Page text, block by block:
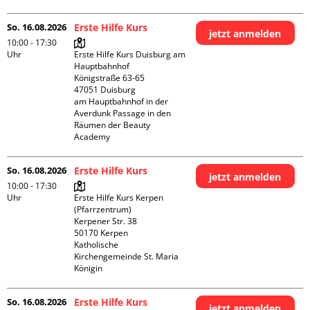
So. 16.08.2026
10:00 - 17:30
Uhr
Erste Hilfe Kurs
Erste Hilfe Kurs Duisburg am
Hauptbahnhof
Königstraße 63-65
47051 Duisburg
am Hauptbahnhof in der
Averdunk Passage in den
Räumen der Beauty
Academy
jetzt anmelden
So. 16.08.2026
10:00 - 17:30
Uhr
Erste Hilfe Kurs
Erste Hilfe Kurs Kerpen
(Pfarrzentrum)
Kerpener Str. 38
50170 Kerpen
Katholische
Kirchengemeinde St. Maria
Königin
jetzt anmelden
So. 16.08.2026 Erste Hilfe Kurs